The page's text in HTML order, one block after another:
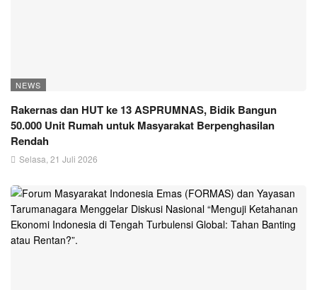
NEWS
Rakernas dan HUT ke 13 ASPRUMNAS, Bidik Bangun
50.000 Unit Rumah untuk Masyarakat Berpenghasilan
Rendah
Selasa, 21 Juli 2026